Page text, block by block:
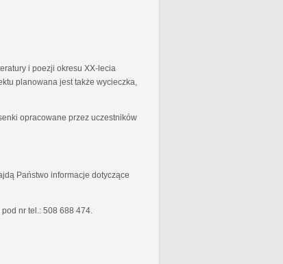
i poezji okresu XX-lecia
planowana jest także wycieczka,
opracowane przez uczestników
Państwo informacje dotyczące
pod nr tel.: 508 688 474.